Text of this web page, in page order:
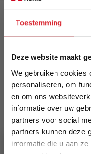
Toestemming
Deze website maakt
We gebruiken cookies
personaliseren, om
en om ons
informatie over uw
partners voor social
partners kunnen deze
informatie die u aan
Schrijf je in
en ontvang als
E-mailadres
This form is protected
Policyand Terms of